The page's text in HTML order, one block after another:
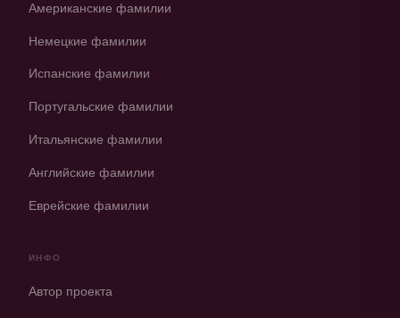
Американские фамилии
Немецкие фамилии
Испанские фамилии
Португальские фамилии
Итальянские фамилии
Английские фамилии
Еврейские фамилии
ИНФО
Автор проекта